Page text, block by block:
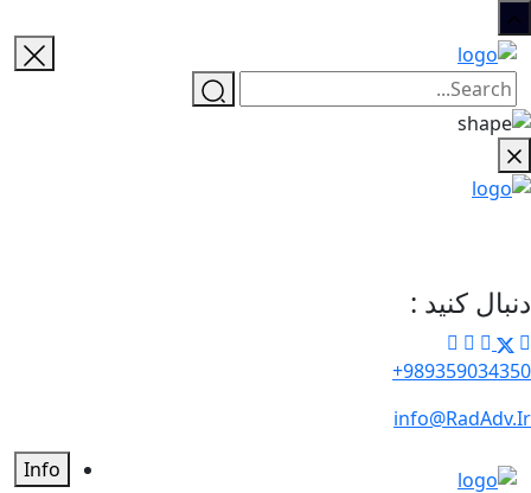
دنبال کنید :
989359034350+
info@RadAdv.Ir
Info